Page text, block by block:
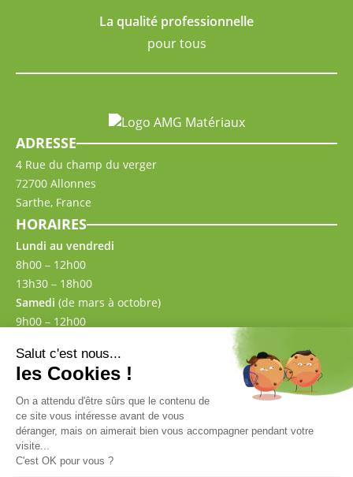
La qualité professionnelle
pour tous
ADRESSE
4 Rue du champ du verger
72700 Allonnes
Sarthe, France
HORAIRES
Lundi au vendredi
8h00 – 12h00
13h30 – 18h00
Samedi (de mars à octobre)
9h00 – 12h00
02 43 57 00 87